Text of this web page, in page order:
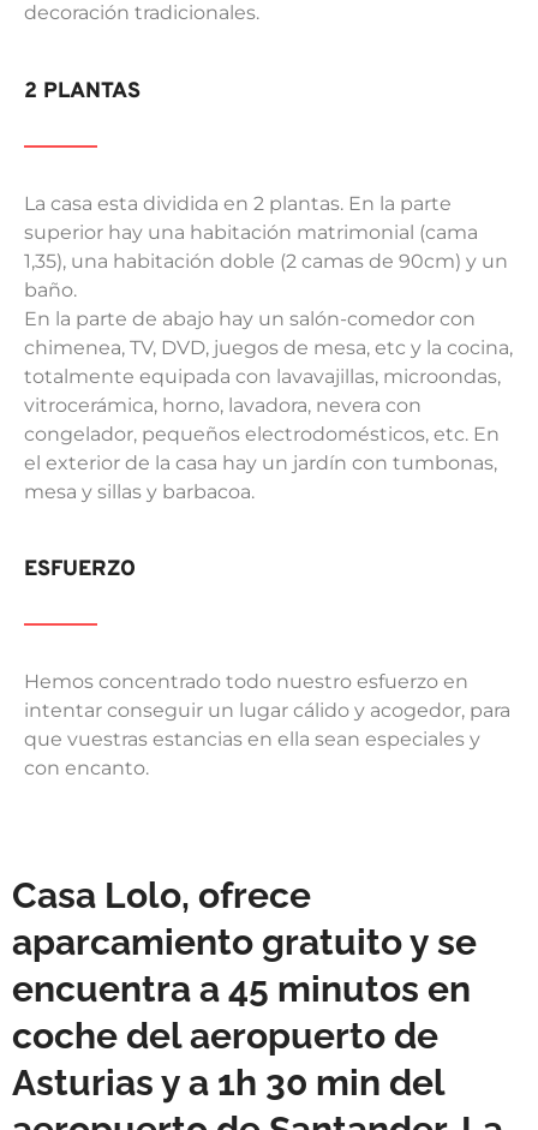
decoración tradicionales.
2 PLANTAS
La casa esta dividida en 2 plantas. En la parte
superior hay una habitación matrimonial (cama
1,35), una habitación doble (2 camas de 90cm) y un
baño.
En la parte de abajo hay un salón-comedor con
chimenea, TV, DVD, juegos de mesa, etc y la cocina,
totalmente equipada con lavavajillas, microondas,
vitrocerámica, horno, lavadora, nevera con
congelador, pequeños electrodomésticos, etc. En
el exterior de la casa hay un jardín con tumbonas,
mesa y sillas y barbacoa.
ESFUERZO
Hemos concentrado todo nuestro esfuerzo en
intentar conseguir un lugar cálido y acogedor, para
que vuestras estancias en ella sean especiales y
con encanto.
Casa Lolo, ofrece
aparcamiento gratuito y se
encuentra a 45 minutos en
coche del aeropuerto de
Asturias y a 1h 30 min del